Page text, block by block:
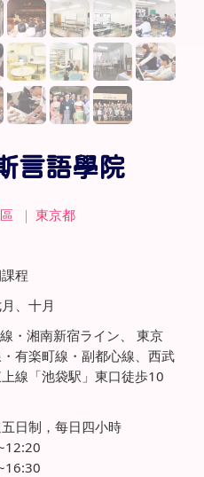
言語學院
｜ 東京都
程
、十月
・湘南新宿ライン、 東京
有楽町線・副都心線、西武
線「池袋駅」東口徒歩10
日制，每日四小時